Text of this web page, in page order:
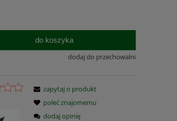
do koszyka
dodaj do przechowalni
zapytaj o produkt
poleć znajomemu
dodaj opinię